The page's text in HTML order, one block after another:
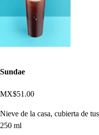
Sundae
MX$51.00
Nieve de la casa, cubierta de
250 ml